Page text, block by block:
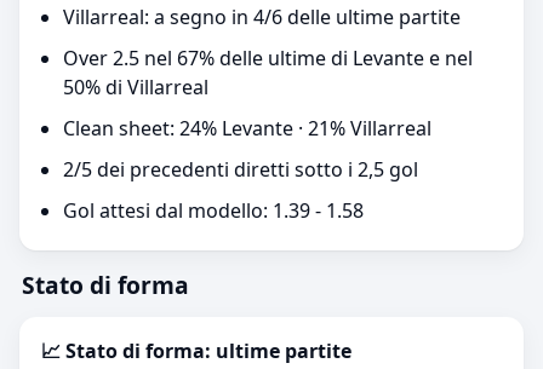
Villarreal: a segno in 4/6 delle ultime partite
Over 2.5 nel 67% delle ultime di Levante e nel
50% di Villarreal
Clean sheet: 24% Levante · 21% Villarreal
2/5 dei precedenti diretti sotto i 2,5 gol
Gol attesi dal modello: 1.39 - 1.58
Stato di forma
📈 Stato di forma: ultime partite